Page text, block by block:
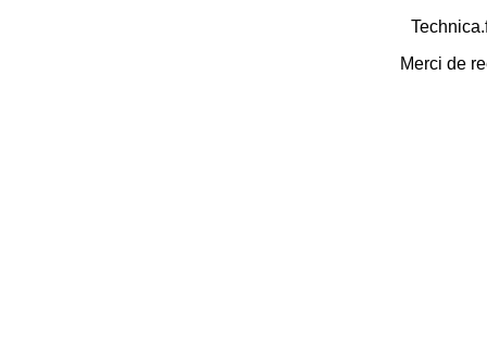
Merci de